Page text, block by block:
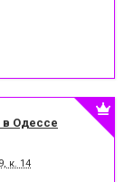
в Одессе
к. 14